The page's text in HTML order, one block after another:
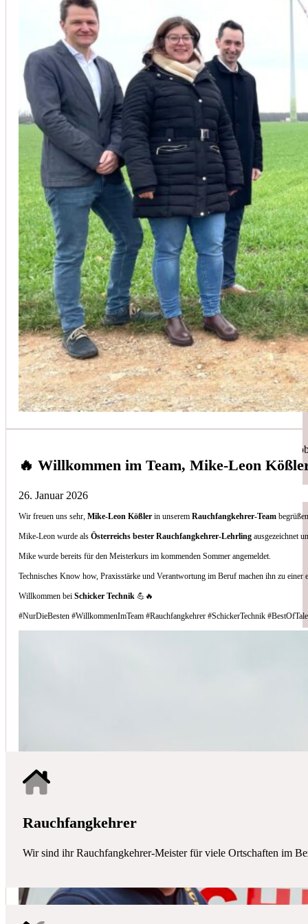
🔥 Willkommen im Team, Mike-Leon
26. Januar 2026
Wir freuen uns sehr,Mike-Leon Kößler in unseremRauchfangkehrer-Team
Mike-Leon wurde alsÖsterreichs bester Rauchfangkehrer-Lehrling ausgezeichnet
Mike wurde bereits für den Meisterkurs im kommenden Sommer angemeldet.
Technisches Know how, Praxisstärke und Verantwortung im Beruf machen ihn zu
Willkommen beiSchicker Technik 💪🔥
#NurDieBesten #WillkommenImTeam #Rauchfangkehrer #SchickerTechnik
Unsere Kunden vertrauen auf unsere langjährige Erfahrung und
Christoph Windisch
aus unseren Google-Bewertungen
Vom Anbot bis zur Fertigstellung alles rasch und
(Umbau) wurde besprochen und problemlos gelöst.
Johanna Koe
aus unseren Google-Bewertungen
Sehr freundlich! Hat alles super geklappt!
Simon Bilek
Anruf, 3 Stunden später war jemand Vorort, Problem
Thomas Gornix
aus unseren Google-Bewertungen
Nettes Team, und kompetente Beratung.
Rauchfangkehrer
Wir sind ihr Rauchfangkehrer-Meister für viele Ortschaften im